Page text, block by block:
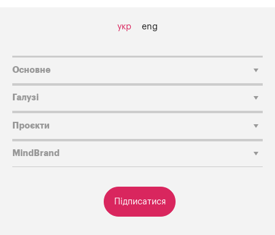
укр eng
Підписатися
Основне
Галузі
Проєкти
MindBrand